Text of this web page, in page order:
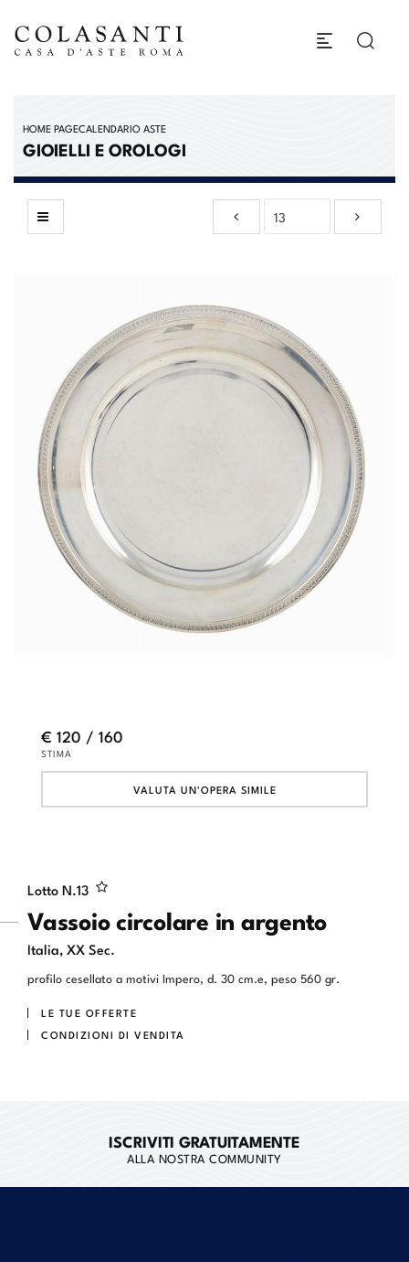
HOME PAGECALENDARIO ASTE
GIOIELLI E OROLOGI
Lotto N.13
Vassoio circolare in argento
Italia, XX Sec.
profilo cesellato a motivi Impero, d. 30 cm.e, peso 560 gr.
LE TUE OFFERTE
CONDIZIONI DI VENDITA
€ 120 / 160
STIMA
VALUTA UN'OPERA SIMILE
ISCRIVITI GRATUITAMENTE
ALLA NOSTRA COMMUNITY